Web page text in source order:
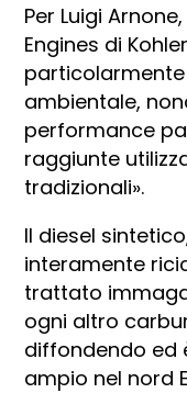
Per Luigi
Engines di
ambientale,
performance
raggiunte
tradizionali».
Il diesel
interamente
trattato
ogni altro
diffondendo ed
ampio nel nord